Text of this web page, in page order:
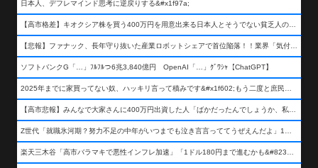
日本人、デフレマインド思考に逆戻りする&#x1f97a;
【高市格差】キオクシア株を買う400万円を用意出来る日本人とそうでない貧乏人の差が超広まるって事よ
【悲報】ファナック、長年守り抜いた産業ロボットシェアで首位陥落！！業界「気付いたら一気に抜かれていた…」
ソフトバンクG「…」ﾌﾙﾌﾙつ6兆3,840億円 OpenAI「…」ｸﾞﾜｼｬ【ChatGPT】
2025年までに家買ってない奴、ハッキリ言って積みです&#x1f602;もう二度と庶民が買える値段になりません&#x1f602;&#x1f602;&#x1f602;
【高市悲報】みんなで大家さんに400万円出資した人「ばかだったんでしょうか、私は&#x1f622;」
Z世代「就職氷河期？努力不足の中年がいつまでも泣き言言っててうぜえんだよ」1万いいね
楽天三木谷「高市バラマキで悪性インフレ加速」「1ドル180円まで進むかも&#8230;もう看過できない」